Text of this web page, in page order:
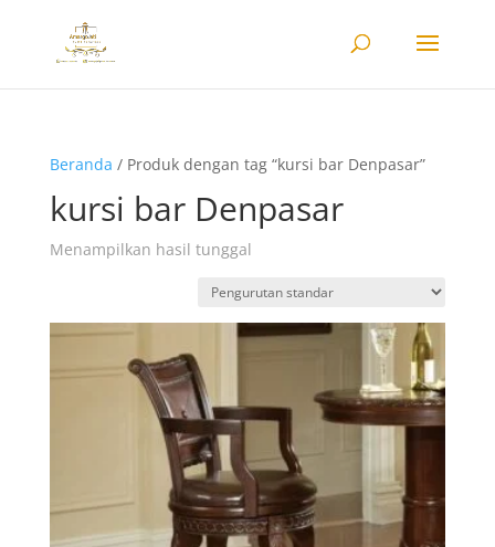
Beranda / Produk dengan tag “kursi bar Denpasar”
kursi bar Denpasar
Menampilkan hasil tunggal